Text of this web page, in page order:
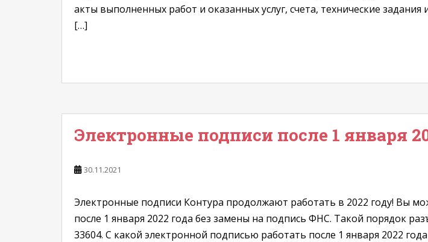
акты выполненных работ и оказанных услуг, счета, технические
[…]
Электронные подписи после 1 января
30.11.2021
Электронные подписи Контура продолжают работать в 2022 году! Вы
после 1 января 2022 года без замены на подпись ФНС. Такой порядок
33604. С какой электронной подписью работать после 1 января 2022